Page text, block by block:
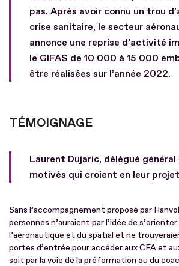
pas. Après avoir connu un trou
crise sanitaire, le secteur
annonce une reprise d’activité
le GIFAS de 10 000 à 15 000
être réalisées sur l’année 2022.
TÉMOIGNAGE
Laurent Dujaric, délégué
motivés qui croient en leur
Sans l’accompagnement proposé par
personnes n’auraient par l’idée de
l’aéronautique et du spatial et ne
portes d’entrée pour accéder aux CFA et
soit par la voie de la préformation ou du